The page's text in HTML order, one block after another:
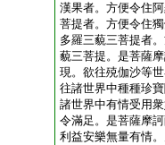
漢果者。方便令住
菩提者。方便令住
多羅三藐三菩提者
藐三菩提。是菩薩
現。欲往殑伽沙等
往諸世界中種種珍
諸世界中有情受用
令滿足。是菩薩摩
利益安樂無量有情